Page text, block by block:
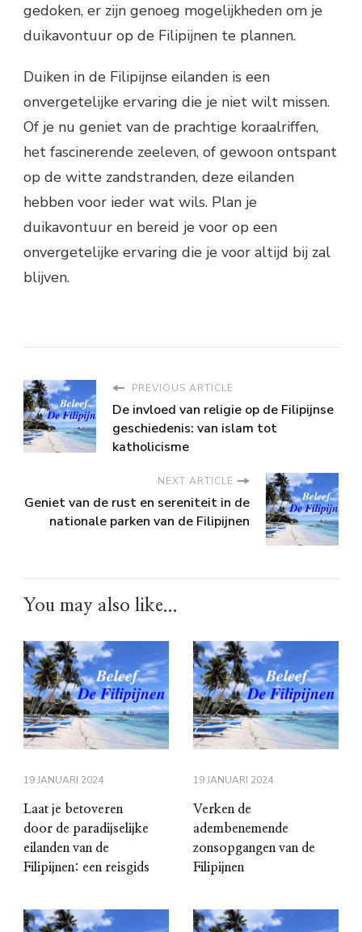
gedoken, er zijn genoeg mogelijkheden om je
duikavontuur op de Filipijnen te plannen.
Duiken in de Filipijnse eilanden is een
onvergetelijke ervaring die je niet wilt missen.
Of je nu geniet van de prachtige koraalriffen,
het fascinerende zeeleven, of gewoon ontspant
op de witte zandstranden, deze eilanden
hebben voor ieder wat wils. Plan je
duikavontuur en bereid je voor op een
onvergetelijke ervaring die je voor altijd bij zal
blijven.
PREVIOUS ARTICLE
De invloed van religie op de Filipijnse
geschiedenis: van islam tot
katholicisme
NEXT ARTICLE
Geniet van de rust en sereniteit in de
nationale parken van de Filipijnen
You may also like...
19 JANUARI 2024
Laat je betoveren
door de paradijselijke
eilanden van de
Filipijnen: een reisgids
19 JANUARI 2024
Verken de
adembenemende
zonsopgangen van de
Filipijnen